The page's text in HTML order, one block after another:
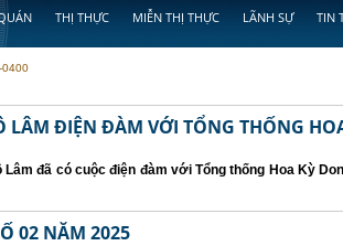
THỊ THỰC MIỄN THỊ THỰC LÃNH SỰ TIN
0400
LÂM ĐIỆN ĐÀM VỚI TỔNG THỐNG
Lâm đã có cuộc điện đàm với Tổng thống Hoa Kỳ
02 NĂM 2025